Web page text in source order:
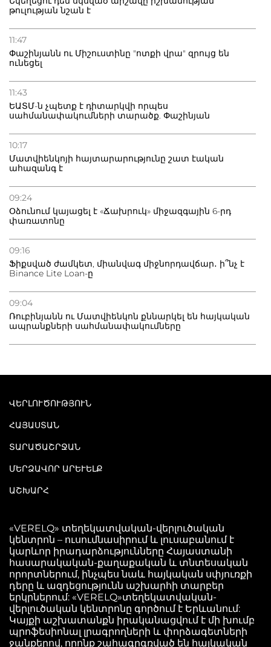
թուլության նշան է
11:47
Փաշինյանն ու Միշուստինը "ոտքի վրա" զրույց են
ունեցել
11:43
ԵԱՏՄ-ն չպետք է դիտարկվի որպես
սահմանափակումների տարածք. Փաշինյան
10:17
Մատվիենկոյի հայտարարությունը շատ էական
ահազանգ է
09:24
Օձունում կայացել է «Ճախրուկ» միջազգային 6-րդ
փառատոնը
09:16
Ֆիքսված ժամկետ, միանվագ միջնորդավճար․ ի՞նչ է
Binance Lite Loan-ը
09:04
Ռուբինյանն ու Մատվիենկոն քննարկել են հայկական
ապրանքների սահմանափակումները
ՎԵՐԼՈՒԾՈՒԹՅՈՒՆ
ՀԱՅԱՍՏԱՆ
ՏԱՐԱԾԱՇՐՋԱՆ
ՄԵՐՁԱՎՈՐ ԱՐԵՒԵԼՔ
ԱՇԽԱՐՀ
«VERELQ» տեղեկատվական-վերլուծական
կենտրոն – ուսումնասիրում և լուսաբանում է
կարևոր իրադարձությունները Հայաստանի
հասարակական-քաղաքական և տնտեսական
որորտներում, ինչպես նաև հայկական սփյուռքի
դերը և ազդեցությունն աշխարհի տարբեր
երկրներում: «VERELQ»տեղեկատվական-
վերլուծական կենտրոնը գործում է Երևանում:
Կայքի աշխատանքն իրականացվում է մի խումբ
պրոֆեսիոնալ լրագրողների և փորձագետների
ջանքերով, որոնք շահագրգռված են հայկական